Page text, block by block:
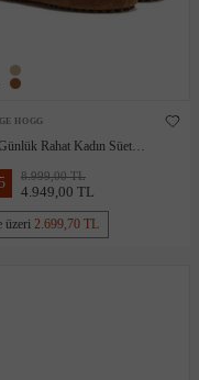
HOGG
Rahat Kadın Süet
8.999,00 TL
4.949,00 TL
üzeri 2.699,70 TL